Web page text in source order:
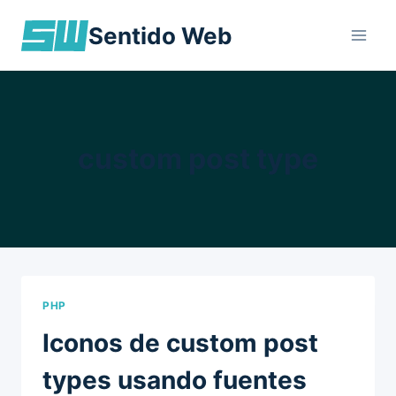
Sentido Web
PHP
Iconos de custom post
types usando fuentes